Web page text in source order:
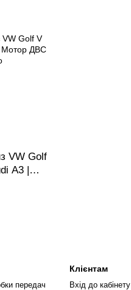
VW Golf
A3 |
передач
Клієнтам
Вхід до кабінету